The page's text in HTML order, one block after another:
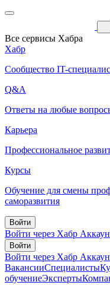
Все сервисы Хабра
Хабр
Сообщество IT-
Q&A
Ответы на любые
Карьера
Профессиональное
Курсы
Обучение для смены
саморазвития
Войти
Войти через Хабр
Войти
Войти через Хабр
ВакансииСпециалисты
обучениеЭксперты